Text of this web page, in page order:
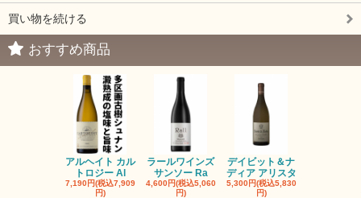
買い物を続ける
おすすめ商品
アルヘイト カル
トロジー Al
7,190円(税込7,909
円)
ラールワインズ
サンソー Ra
4,600円(税込5,060
円)
デイビット＆ナ
ディア アリスタ
5,300円(税込5,830
円)